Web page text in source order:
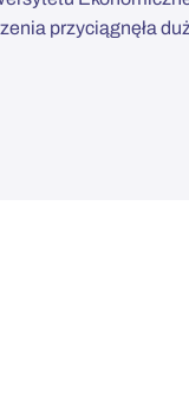
przyciągnęła